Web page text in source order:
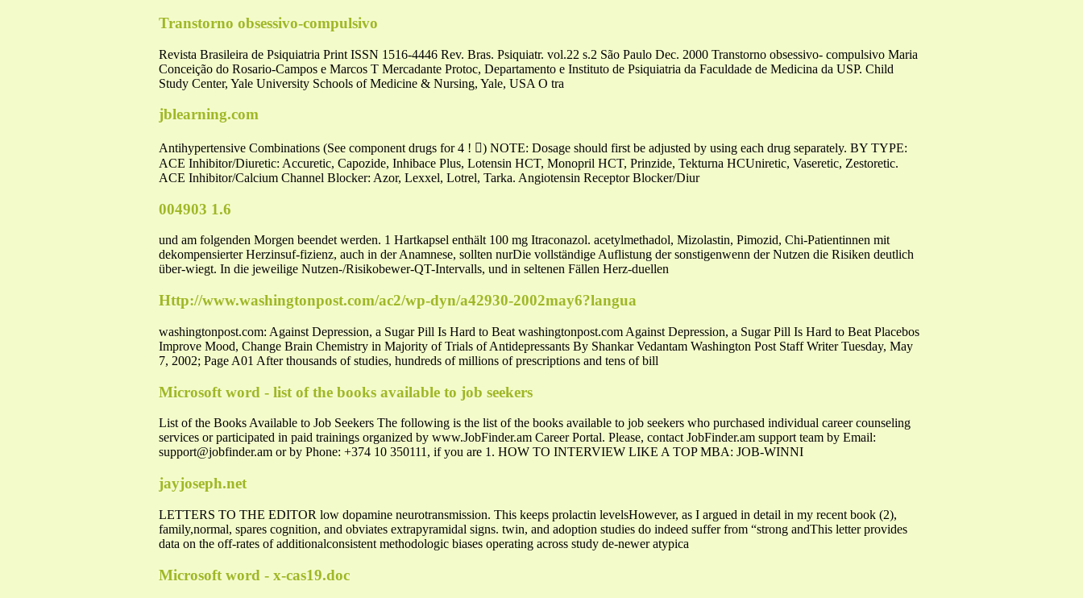
Transtorno obsessivo-compulsivo
Revista Brasileira de Psiquiatria Print ISSN 1516-4446 Rev. Bras. Psiquiatr. vol.22 s.2 São Paulo Dec. 2000 Transtorno obsessivo- compulsivo Maria
Conceição do Rosario-Campos e Marcos T Mercadante Protoc, Departamento e Instituto de Psiquiatria da Faculdade de Medicina da USP. Child
Study Center, Yale University Schools of Medicine & Nursing, Yale, USA O tra
jblearning.com
Antihypertensive Combinations (See component drugs for 4 ! ) NOTE: Dosage should first be adjusted by using each drug separately. BY TYPE:
ACE Inhibitor/Diuretic: Accuretic, Capozide, Inhibace Plus, Lotensin HCT, Monopril HCT, Prinzide, Tekturna HCUniretic, Vaseretic, Zestoretic.
ACE Inhibitor/Calcium Channel Blocker: Azor, Lexxel, Lotrel, Tarka. Angiotensin Receptor Blocker/Diur
004903 1.6
und am folgenden Morgen beendet werden. 1 Hartkapsel enthält 100 mg Itraconazol. acetylmethadol, Mizolastin, Pimozid, Chi-Patientinnen mit
dekompensierter Herzinsuf-fizienz, auch in der Anamnese, sollten nurDie vollständige Auflistung der sonstigenwenn der Nutzen die Risiken deutlich
über-wiegt. In die jeweilige Nutzen-/Risikobewer-QT-Intervalls, und in seltenen Fällen Herz-duellen
Http://www.washingtonpost.com/ac2/wp-dyn/a42930-2002may6?langua
washingtonpost.com: Against Depression, a Sugar Pill Is Hard to Beat washingtonpost.com Against Depression, a Sugar Pill Is Hard to Beat Placebos
Improve Mood, Change Brain Chemistry in Majority of Trials of Antidepressants By Shankar Vedantam Washington Post Staff Writer Tuesday, May
7, 2002; Page A01 After thousands of studies, hundreds of millions of prescriptions and tens of bill
Microsoft word - list of the books available to job seekers
List of the Books Available to Job Seekers The following is the list of the books available to job seekers who purchased individual career counseling
services or participated in paid trainings organized by www.JobFinder.am Career Portal. Please, contact JobFinder.am support team by Email:
support@jobfinder.am or by Phone: +374 10 350111, if you are 1. HOW TO INTERVIEW LIKE A TOP MBA: JOB-WINNI
jayjoseph.net
LETTERS TO THE EDITOR low dopamine neurotransmission. This keeps prolactin levelsHowever, as I argued in detail in my recent book (2),
family,normal, spares cognition, and obviates extrapyramidal signs. twin, and adoption studies do indeed suffer from “strong andThis letter provides
data on the off-rates of additionalconsistent methodologic biases operating across study de-newer atypica
Microsoft word - x-cas19.doc